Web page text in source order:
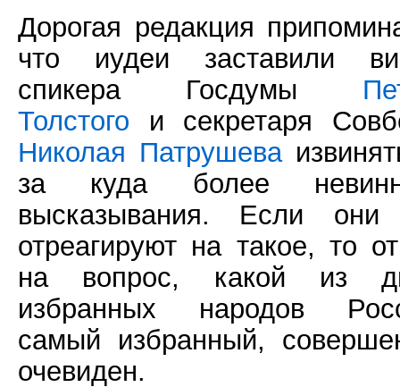
Дорогая редакция
что иудеи заставили
спикера Госдумы
Толстого и секретаря
Николая Патрушева
за куда более
высказывания. Если они
отреагируют на такое, то
на вопрос, какой из
избранных народов
самый избранный,
очевиден.